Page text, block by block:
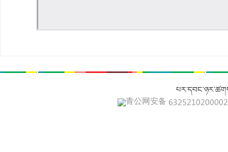
青公网安备